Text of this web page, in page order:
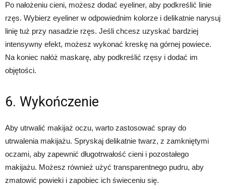
Po nałożeniu cieni, możesz dodać eyeliner, aby podkreślić linie
rzęs. Wybierz eyeliner w odpowiednim kolorze i delikatnie narysuj
linię tuż przy nasadzie rzęs. Jeśli chcesz uzyskać bardziej
intensywny efekt, możesz wykonać kreskę na górnej powiece.
Na koniec nałóż maskarę, aby podkreślić rzęsy i dodać im
objętości.
6. Wykończenie
Aby utrwalić makijaż oczu, warto zastosować spray do
utrwalenia makijażu. Spryskaj delikatnie twarz, z zamkniętymi
oczami, aby zapewnić długotrwałość cieni i pozostałego
makijażu. Możesz również użyć transparentnego pudru, aby
zmatowić powieki i zapobiec ich świeceniu się.